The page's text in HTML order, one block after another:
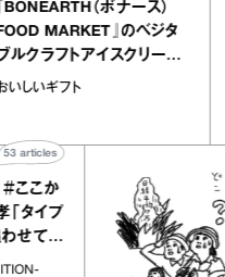
『BONEARTH（ボナース）
FOOD MARKET』のベジタ
ブルクラフトアイスクリーム
｜真野知子の「おいしいギフ
おいしいギフト
か
プ
く